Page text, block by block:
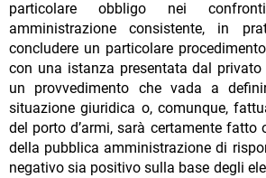
particolare obbligo nei
amministrazione consistente, in
concludere un particolare
con una istanza presentata dal
un provvedimento che vada a
situazione giuridica o, comunque,
del porto d’armi, sarà certamente fatto
della pubblica amministrazione di
negativo sia positivo sulla base degli